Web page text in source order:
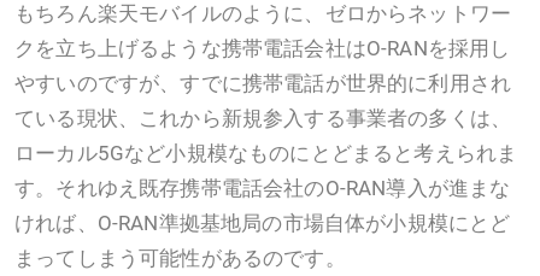
もちろん楽天モバイルのように、ゼロからネットワー
クを立ち上げるような携帯電話会社はO-RANを採用し
やすいのですが、すでに携帯電話が世界的に利用され
ている現状、これから新規参入する事業者の多くは、
ローカル5Gなど小規模なものにとどまると考えられま
す。それゆえ既存携帯電話会社のO-RAN導入が進まな
ければ、O-RAN準拠基地局の市場自体が小規模にとど
まってしまう可能性があるのです。